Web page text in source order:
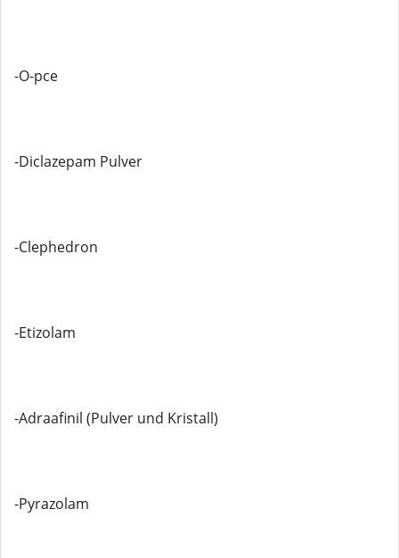
-O-pce
-Diclazepam Pulver
-Clephedron
-Etizolam
-Adraafinil (Pulver und Kristall)
-Pyrazolam